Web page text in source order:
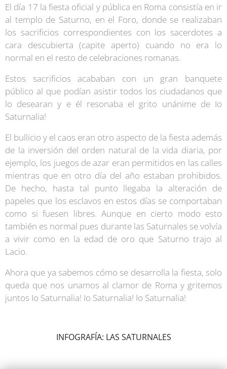
El día 17 la fiesta oficial y pública en Roma consistía en ir
al templo de Saturno, en el Foro, donde se realizaban
los sacrificios correspondientes con los sacerdotes a
cara descubierta (capite aperto) cuando no era lo
normal en el resto de celebraciones romanas.
Estos sacrificios acababan con un gran banquete
público al que podían asistir todos los ciudadanos que
lo desearan y e él resonaba el grito unánime de Io
Saturnalia!
El bullicio y el caos eran otro aspecto de la fiesta además
de la inversión del orden natural de la vida diaria, por
ejemplo, los juegos de azar eran permitidos en las calles
mientras que en otro día del año estaban prohibidos.
De hecho, hasta tal punto llegaba la alteración de
papeles que los esclavos en estos días se comportaban
como si fuesen libres. Aunque en cierto modo esto
también es normal pues durante las Saturnales se volvía
a vivir como en la edad de oro que Saturno trajo al
Lacio.
Ahora que ya sabemos cómo se desarrolla la fiesta, solo
queda que nos unamos al clamor de Roma y gritemos
juntos Io Saturnalia! Io Saturnalia! Io Saturnalia!
INFOGRAFÍA: LAS SATURNALES